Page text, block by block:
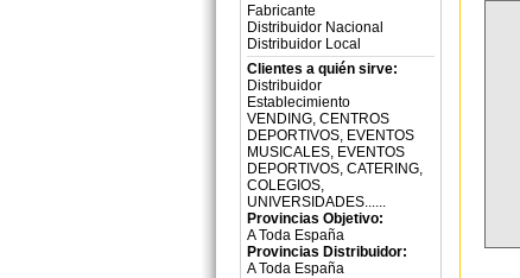
Fabricante
Distribuidor Nacional
Distribuidor Local
Clientes a quién sirve:
Distribuidor
Establecimiento
VENDING, CENTROS
DEPORTIVOS, EVENTOS
MUSICALES, EVENTOS
DEPORTIVOS, CATERING,
COLEGIOS,
UNIVERSIDADES......
Provincias Objetivo:
A Toda España
Provincias Distribuidor:
A Toda España